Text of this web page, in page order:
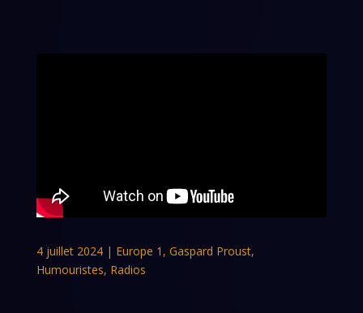
4 juillet 2024| Europe 1 , Gaspard Proust,
Humouristes, Radios